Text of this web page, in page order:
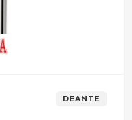
DEANTE